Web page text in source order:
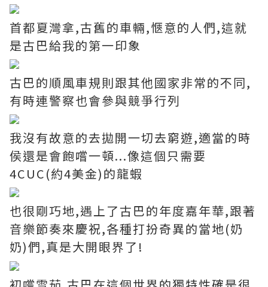
首都夏灣拿,古舊的車輛,愜意的人們,這就
是古巴給我的第一印象
古巴的順風車規則跟其他國家非常的不同,
有時連警察也會參與競爭行列
我沒有故意的去拋開一切去窮遊,適當的時
侯還是會飽嚐一頓...像這個只需要
4CUC(約4美金)的龍蝦
也很剛巧地,遇上了古巴的年度嘉年華,跟著
音樂節奏來慶祝,各種打扮奇異的當地(奶
奶)們,真是大開眼界了!